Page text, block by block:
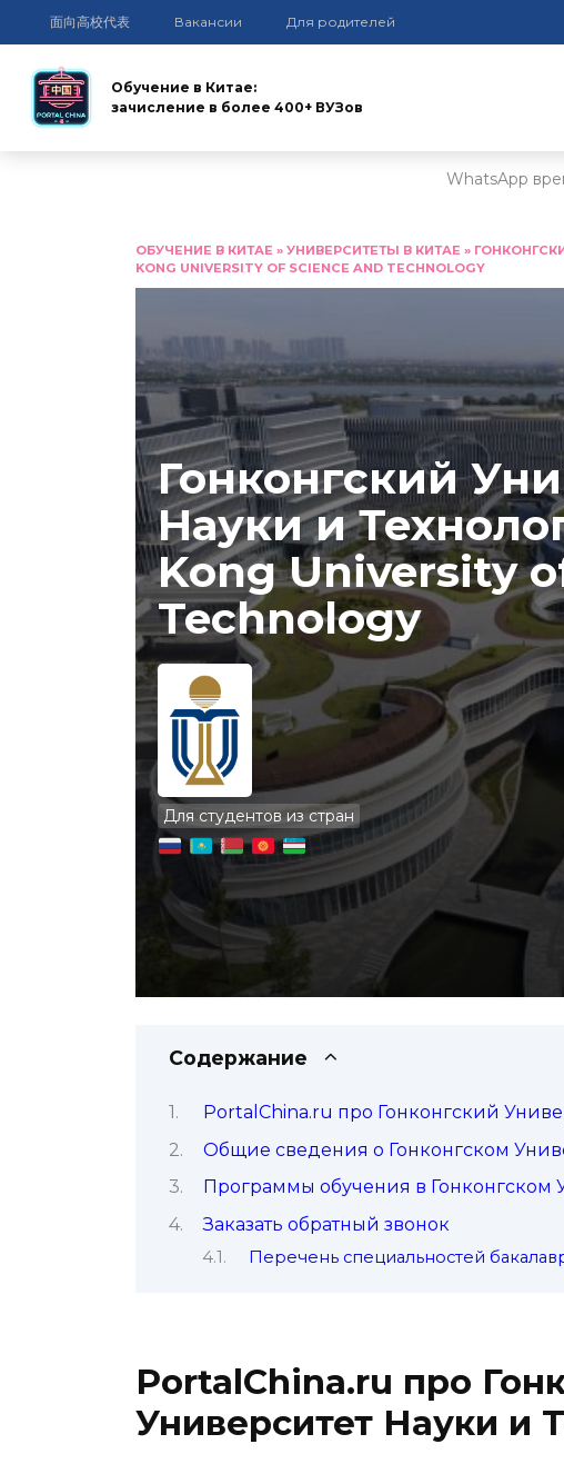
面向高校代表 Вакансии Для родителей
Обучение в Китае:
зачисление в более 400+ ВУЗов
WhatsApp
ОБУЧЕНИЕ В КИТАЕ » УНИВЕРСИТЕТЫ В КИТАЕ »
KONG UNIVERSITY OF SCIENCE AND TECHNOLOGY
Гонконгский
Науки и
Kong University
Technology
Для студентов из стран
Содержание
PortalChina.ru про Гонконгский
Общие сведения о Гонконгском
Программы обучения в Гонконгском
Заказать обратный звонок
Перечень специальностей
PortalChina.ru про
Университет Науки и